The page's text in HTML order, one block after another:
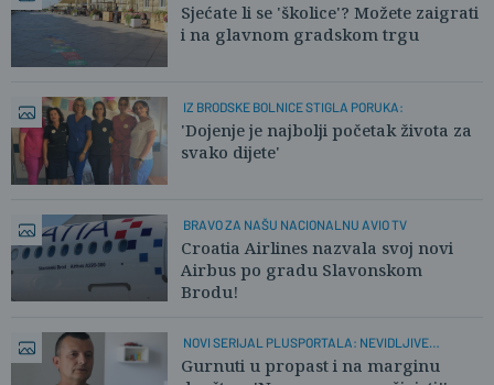
Sjećate li se 'školice'? Možete zaigrati
i na glavnom gradskom trgu
IZ BRODSKE BOLNICE STIGLA PORUKA:
'Dojenje je najbolji početak života za
svako dijete'
BRAVO ZA NAŠU NACIONALNU AVIO TV
Croatia Airlines nazvala svoj novi
Airbus po gradu Slavonskom
Brodu!
NOVI SERIJAL PLUSPORTALA: NEVIDLJIVE
OBITELJI
Gurnuti u propast i na marginu